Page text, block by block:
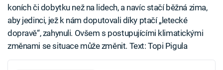
koních či dobytku než na lidech, a navíc stačí běžná zima,
aby jedinci, jež k nám doputovali díky ptačí „letecké
dopravě“, zahynuli. Ovšem s postupujícími klimatickými
změnami se situace může změnit. Text: Topi Pigula